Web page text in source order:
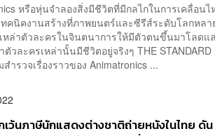
หรือหุ่นจำลองสิ่งมีชีวิตที่มีกลไกในการเคลื่อนไ
คนิคงานสร้างที่ภาพยนตร์และซีรีส์ระดับโลกหลา
หล่าตัวละครในจินตนาการให้มีตัวตนขึ้นมาโลดแ
วละครเหล่านั้นมีชีวิตอยู่จริงๆ THE
ำรวจเรื่องราวของ Animatronics ...
เว้นภาษีนักแสดงต่างชาติถ่ายหนังในไทย ดั